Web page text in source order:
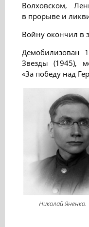
Волховском,
в прорыве и
Войну окончил в
Демобилизован
Звезды (1945),
«За победу над
Николай Яненко.